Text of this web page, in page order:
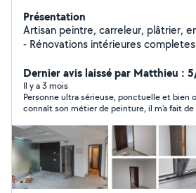
Présentation
Artisan peintre, carreleur, plâtrier,
- Rénovations intérieures completes Plus de 15 ans
renovation: peinture, cloisons en
carrelage, pose de parquet. En plus du français, nous
parlons également anglais (We
Dans de nombreux cas, nous
devis gratuit, sans déplacement.
coordonnées, quelques photos et
souhaitées sur WhatsApp, et nous
devis. Nous sommes ponctuels,
détails.
Dernier avis laissé par Matthieu :
Il y a 3 mois
Personne ultra sérieuse, ponctuelle et bien
connaît son métier de peinture, il m'a fait de
prix, je referai appel a lui c'est sûr